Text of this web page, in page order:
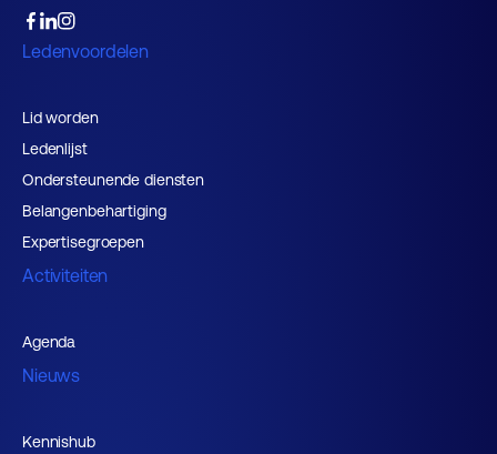
Ledenvoordelen
Lid worden
Ledenlijst
Ondersteunende diensten
Belangenbehartiging
Expertisegroepen
Activiteiten
Agenda
Nieuws
Kennishub